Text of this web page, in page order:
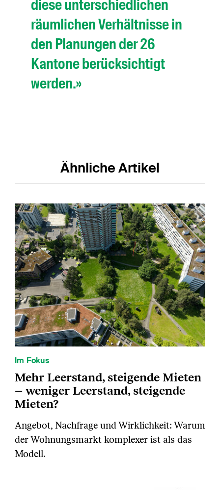
diese unterschiedlichen
räumlichen Verhältnisse in
den Planungen der 26
Kantone berücksichtigt
werden.»
Ähnliche Artikel
Im Fokus
Mehr Leerstand, steigende Mieten
– weniger Leerstand, steigende
Mieten?
Angebot, Nachfrage und Wirklichkeit: Warum
der Wohnungsmarkt komplexer ist als das
Modell.